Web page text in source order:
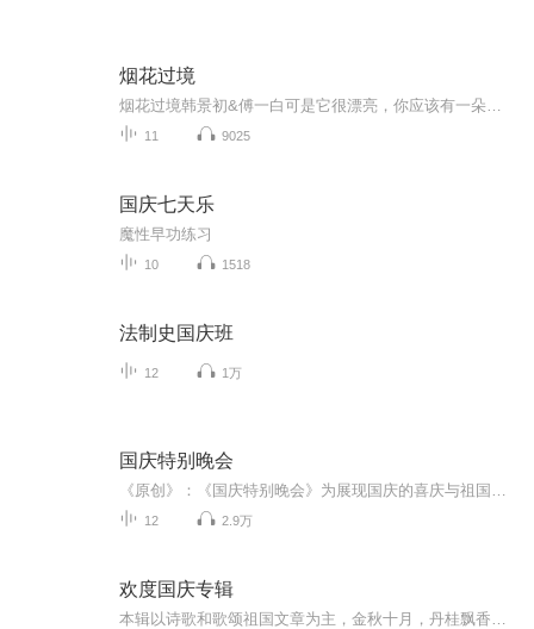
烟花过境
11 9025
国庆七天乐
魔性早功练习
10 1518
法制史国庆班
12 1万
国庆特别晚会
12 2.9万
欢度国庆专辑